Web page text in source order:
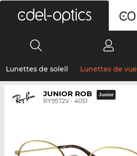
Lunettes de soleil Lunettes de vue
JUNIOR ROB
RY9572V - 4051
Junior